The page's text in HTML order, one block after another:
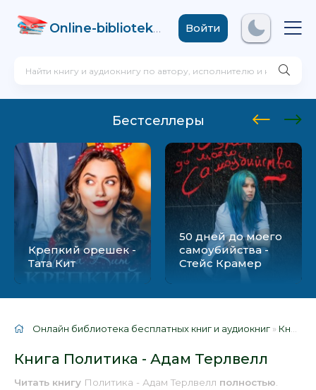
Online-biblioteka .comВойти
Бестселлеры
Крепкий орешек -
Тата Кит
50 дней до моего
самоубийства -
Стейс Крамер
Онлайн библиотека бесплатных книг и аудиокниг » Книги
Книга Политика - Адам Терлвелл
Читать книгу Политика - Адам Терлвелл полностью